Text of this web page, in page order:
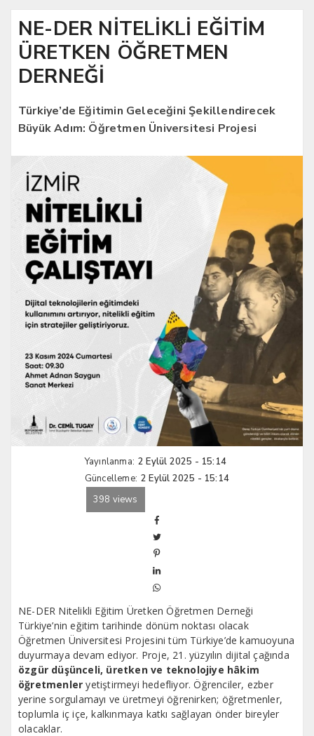
NE-DER NİTELİKLİ EĞİTİM
ÜRETKEN ÖĞRETMEN
DERNEĞİ
Türkiye’de Eğitimin Geleceğini Şekillendirecek
Büyük Adım: Öğretmen Üniversitesi Projesi
Yayınlanma: 2 Eylül 2025 - 15:14
Güncelleme: 2 Eylül 2025 - 15:14
398 views
NE-DER Nitelikli Eğitim Üretken Öğretmen Derneği
Türkiye’nin eğitim tarihinde dönüm noktası olacak
Öğretmen Üniversitesi Projesini tüm Türkiye’de kamuoyuna
duyurmaya devam ediyor. Proje, 21. yüzyılın dijital çağında
özgür düşünceli, üretken ve teknolojiye hâkim
öğretmenler yetiştirmeyi hedefliyor. Öğrenciler, ezber
yerine sorgulamayı ve üretmeyi öğrenirken; öğretmenler,
toplumla iç içe, kalkınmaya katkı sağlayan önder bireyler
olacaklar.